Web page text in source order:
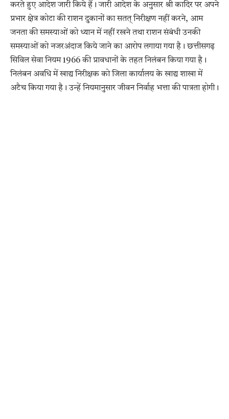
करते हुए आदेश जारी किये हैं। जारी आदेश के अनुसार श्री कादिर पर अपने
प्रभार क्षेत्र कोटा की राशन दुकानों का सतत् निरीक्षण नहीं करने, आम
जनता की समस्याओं को ध्यान में नहीं रखने तथा राशन संबंधी उनकी
समस्याओं को नजरअंदाज किये जाने का आरोप लगाया गया है। छत्तीसगढ़
सिविल सेवा नियम 1966 की प्रावधानों के तहत निलंबन किया गया है।
निलंबन अवधि में खाद्य निरीक्षक को जिला कार्यालय के खाद्य शाखा में
अटैच किया गया है। उन्हें नियमानुसार जीवन निर्वाह भत्ता की पात्रता होगी।